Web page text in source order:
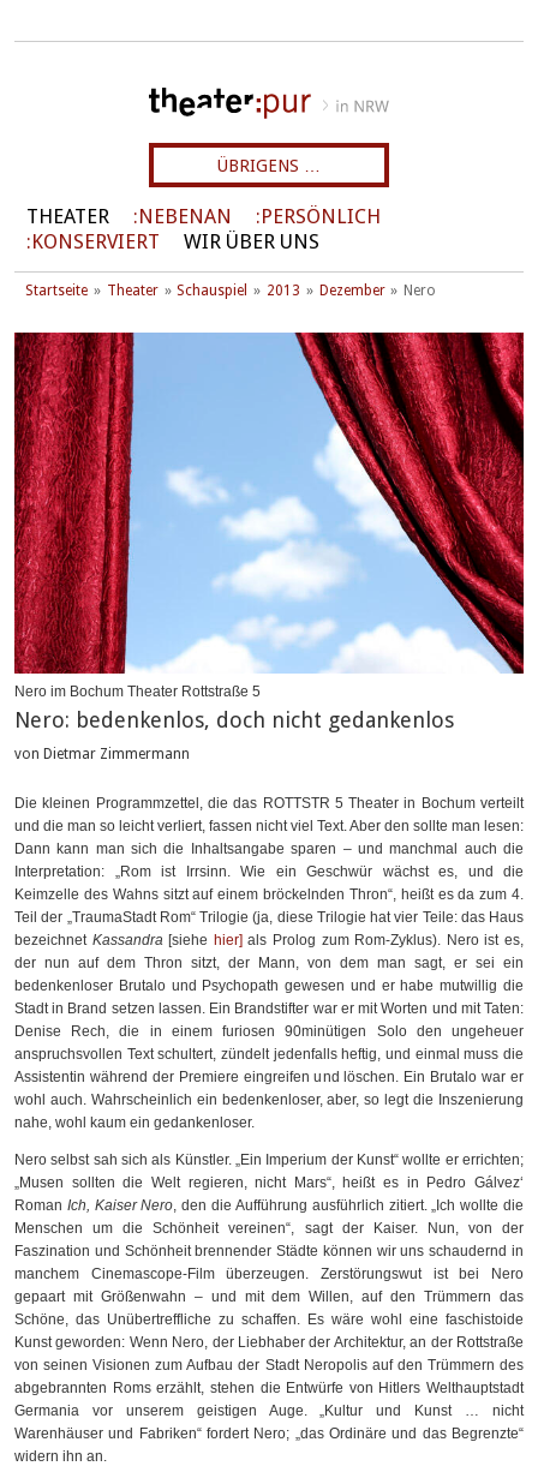
ÜBRIGENS …
THEATER NEBENAN
PERSÖNLICH
KONSERVIERT
WIR ÜBER UNS
Startseite Theater Schauspiel 2013 Dezember Nero
Nero im Bochum Theater Rottstraße 5
Nero: bedenkenlos, doch nicht gedankenlos
von Dietmar Zimmermann
Die kleinen Programmzettel, die das ROTTSTR 5 Theater in Bochum verteilt
und die man so leicht verliert, fassen nicht viel Text. Aber den sollte man lesen:
Dann kann man sich die Inhaltsangabe sparen – und manchmal auch die
Interpretation: „Rom ist Irrsinn. Wie ein Geschwür wächst es, und die
Keimzelle des Wahns sitzt auf einem bröckelnden Thron“, heißt es da zum 4.
Teil der „TraumaStadt Rom“ Trilogie (ja, diese Trilogie hat vier Teile: das Haus
bezeichnet Kassandra[siehe hier] als Prolog zum Rom-Zyklus). Nero ist es,
der nun auf dem Thron sitzt, der Mann, von dem man sagt, er sei ein
bedenkenloser Brutalo und Psychopath gewesen und er habe mutwillig die
Stadt in Brand setzen lassen. Ein Brandstifter war er mit Worten und mit Taten:
Denise Rech, die in einem furiosen 90minütigen Solo den ungeheuer
anspruchsvollen Text schultert, zündelt jedenfalls heftig, und einmal muss die
Assistentin während der Premiere eingreifen und löschen. Ein Brutalo war er
wohl auch. Wahrscheinlich ein bedenkenloser, aber, so legt die Inszenierung
nahe, wohl kaum ein gedankenloser.
Nero selbst sah sich als Künstler. „Ein Imperium der Kunst“ wollte er errichten;
„Musen sollten die Welt regieren, nicht Mars“, heißt es in Pedro Gálvez‘
Roman Ich, Kaiser Nero, den die Aufführung ausführlich zitiert. „Ich wollte die
Menschen um die Schönheit vereinen“, sagt der Kaiser. Nun, von der
Faszination und Schönheit brennender Städte können wir uns schaudernd in
manchem Cinemascope-Film überzeugen. Zerstörungswut ist bei Nero
gepaart mit Größenwahn – und mit dem Willen, auf den Trümmern das
Schöne, das Unübertreffliche zu schaffen. Es wäre wohl eine faschistoide
Kunst geworden: Wenn Nero, der Liebhaber der Architektur, an der Rottstraße
von seinen Visionen zum Aufbau der Stadt Neropolis auf den Trümmern des
abgebrannten Roms erzählt, stehen die Entwürfe von Hitlers Welthauptstadt
Germania vor unserem geistigen Auge. „Kultur und Kunst … nicht
Warenhäuser und Fabriken“ fordert Nero; „das Ordinäre und das Begrenzte“
widern ihn an.